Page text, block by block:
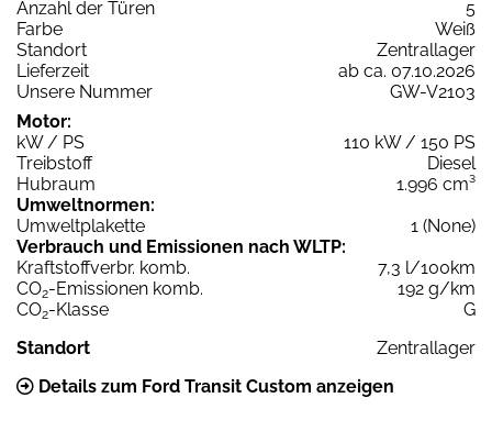
Anzahl der Türen
5
Farbe
Weiß
Standort
Zentrallager
Lieferzeit
ab ca. 07.10.2026
Unsere Nummer
GW-V2103
Motor:
kW / PS
110 kW / 150 PS
Treibstoff
Diesel
Hubraum
1.996 cm³
Umweltnormen:
Umweltplakette
1 (None)
Verbrauch und Emissionen nach WLTP:
Kraftstoffverbr. komb.
7,3 l/100km
CO2-Emissionen komb.
192 g/km
CO2-Klasse
G
Standort
Zentrallager
Details zum Ford Transit Custom anzeigen